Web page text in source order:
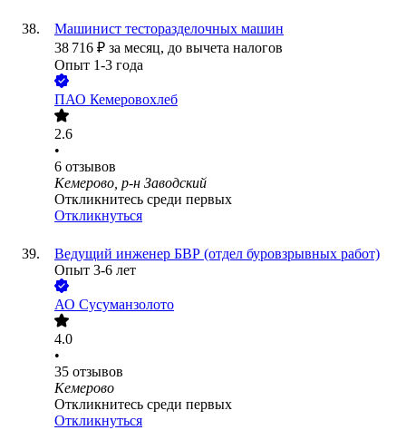
Машинист тесторазделочных машин
38 716 ₽ за месяц, до вычета налогов
Опыт 1-3 года
ПАО Кемеровохлеб
2.6
•
6 отзывов
Кемерово, р-н Заводский
Откликнитесь среди первых
Откликнуться
Ведущий инженер БВР (отдел буровзрывных работ)
Опыт 3-6 лет
АО Сусуманзолото
4.0
•
35 отзывов
Кемерово
Откликнитесь среди первых
Откликнуться